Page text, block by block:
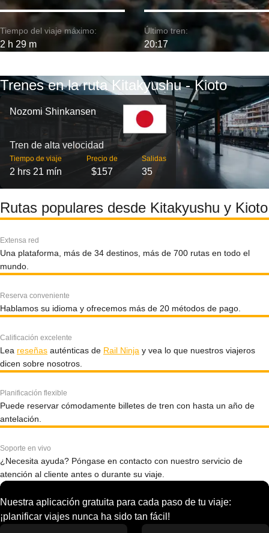
Tiempo del viaje máximo:
2 h 29 m
Último tren:
20:17
Trenes en la ruta Kitakyushu - Kioto
Nozomi Shinkansen
Tren de alta velocidad
Tiempo de viaje
2 hrs 21 mín
Precio de
$157
Salidas
35
Rutas populares desde Kitakyushu y Kioto
Extensa red
Una plataforma, más de 34 destinos, más de 700 rutas en todo el
mundo.
Reserva conveniente
Hablamos su idioma y ofrecemos más de 20 métodos de pago.
Calificación excelente
Lea reseñas auténticas de Rail Ninja y vea lo que nuestros viajeros
dicen sobre nosotros.
Planificación flexible
Puede reservar cómodamente billetes de tren con hasta un año de
antelación.
Soporte en vivo
¿Necesita ayuda? Póngase en contacto con nuestro servicio de
atención al cliente antes o durante su viaje.
Nuestra aplicación gratuita para cada paso de tu viaje:
¡planificar viajes nunca ha sido tan fácil!